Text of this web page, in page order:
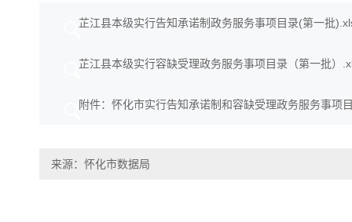
芷江县本级实行告知承诺制政务服务事项目录(第一批
芷江县本级实行容缺受理政务服务事项目录（第一批）
附件：怀化市实行告知承诺制和容缺受理政务服务事项
来源：怀化市数据局